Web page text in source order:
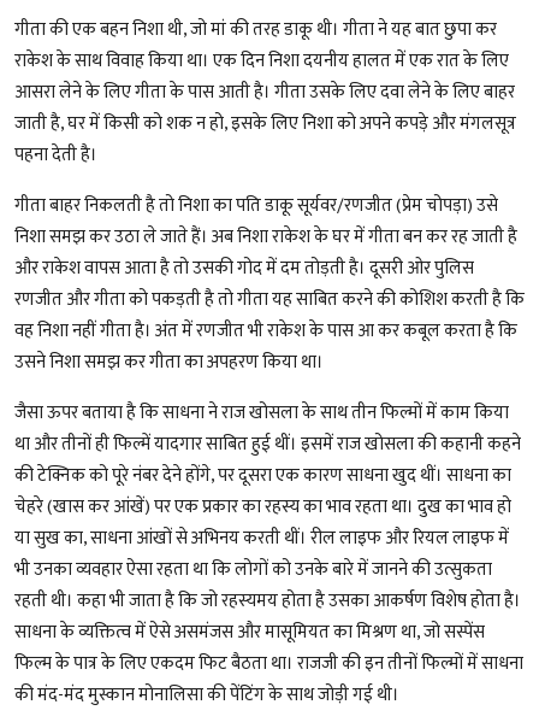
गीता की एक बहन निशा थी, जो मां की तरह डाकू थी। गीता ने यह बात छुपा कर
राकेश के साथ विवाह किया था। एक दिन निशा दयनीय हालत में एक रात के लिए
आसरा लेने के लिए गीता के पास आती है। गीता उसके लिए दवा लेने के लिए बाहर
जाती है, घर में किसी को शक न हो, इसके लिए निशा को अपने कपड़े और मंगलसूत्र
पहना देती है।
गीता बाहर निकलती है तो निशा का पति डाकू सूर्यवर/रणजीत (प्रेम चोपड़ा) उसे
निशा समझ कर उठा ले जाते हैं। अब निशा राकेश के घर में गीता बन कर रह जाती है
और राकेश वापस आता है तो उसकी गोद में दम तोड़ती है। दूसरी ओर पुलिस
रणजीत और गीता को पकड़ती है तो गीता यह साबित करने की कोशिश करती है कि
वह निशा नहीं गीता है। अंत में रणजीत भी राकेश के पास आ कर कबूल करता है कि
उसने निशा समझ कर गीता का अपहरण किया था।
जैसा ऊपर बताया है कि साधना ने राज खोसला के साथ तीन फिल्मों में काम किया
था और तीनों ही फिल्में यादगार साबित हुई थीं। इसमें राज खोसला की कहानी कहने
की टेक्निक को पूरे नंबर देने होंगे, पर दूसरा एक कारण साधना खुद थीं। साधना का
चेहरे (खास कर आंखें) पर एक प्रकार का रहस्य का भाव रहता था। दुख का भाव हो
या सुख का, साधना आंखों से अभिनय करती थीं। रील लाइफ और रियल लाइफ में
भी उनका व्यवहार ऐसा रहता था कि लोगों को उनके बारे में जानने की उत्सुकता
रहती थी। कहा भी जाता है कि जो रहस्यमय होता है उसका आकर्षण विशेष होता है।
साधना के व्यक्तित्व में ऐसे असमंजस और मासूमियत का मिश्रण था, जो सस्पेंस
फिल्म के पात्र के लिए एकदम फिट बैठता था। राजजी की इन तीनों फिल्मों में साधना
की मंद-मंद मुस्कान मोनालिसा की पेंटिंग के साथ जोड़ी गई थी।